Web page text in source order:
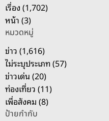
สำ
ห
รั
บ
:
เรื่อง (1,702)
หน้า (3)
หมวดหมู่
ข่าว (1,616)
ไม่ระบุประเภท (57)
ข่าวเด่น (20)
ท่องเที่ยว (11)
เพื่อสังคม (8)
ป้ายกำกับ